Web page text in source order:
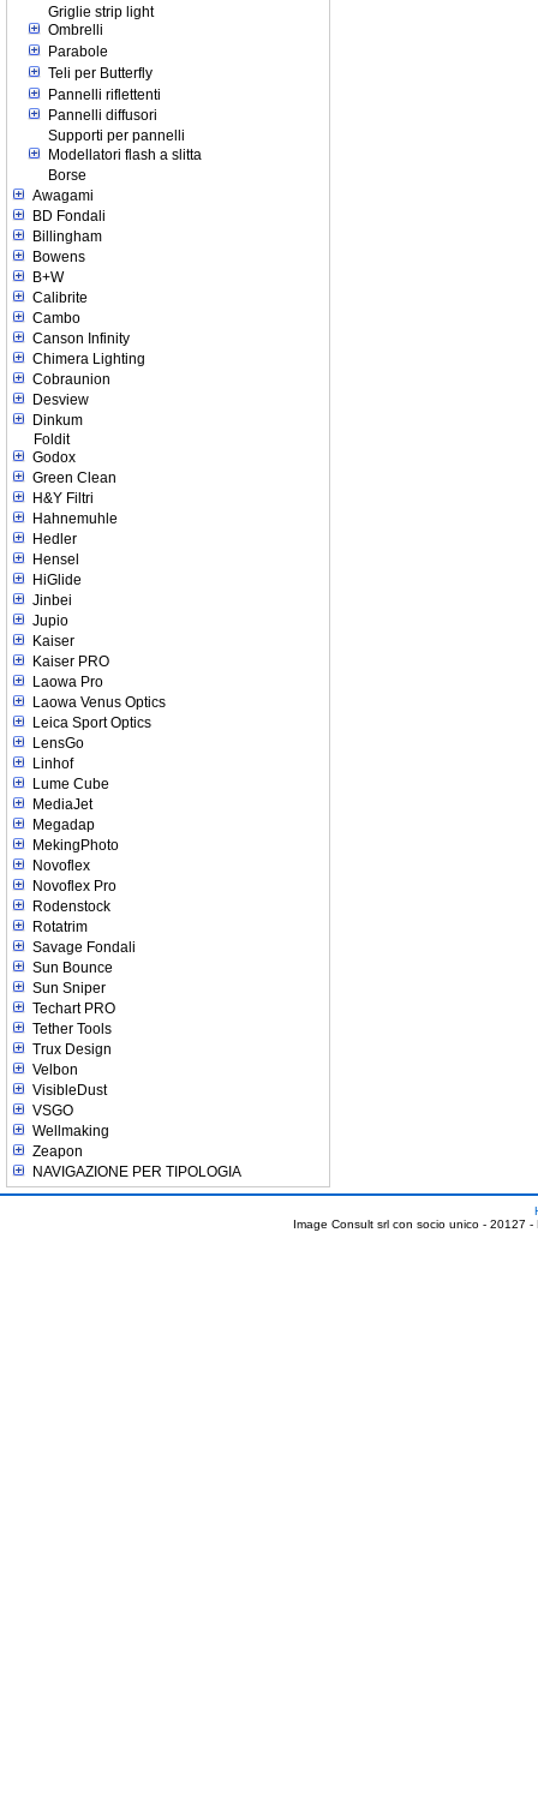
Griglie strip light
Ombrelli
Parabole
Teli per Butterfly
Pannelli riflettenti
Pannelli diffusori
Supporti per pannelli
Modellatori flash a slitta
Borse
Awagami
BD Fondali
Billingham
Bowens
B+W
Calibrite
Cambo
Canson Infinity
Chimera Lighting
Cobraunion
Desview
Dinkum
Foldit
Godox
Green Clean
H&Y Filtri
Hahnemuhle
Hedler
Hensel
HiGlide
Jinbei
Jupio
Kaiser
Kaiser PRO
Laowa Pro
Laowa Venus Optics
Leica Sport Optics
LensGo
Linhof
Lume Cube
MediaJet
Megadap
MekingPhoto
Novoflex
Novoflex Pro
Rodenstock
Rotatrim
Savage Fondali
Sun Bounce
Sun Sniper
Techart PRO
Tether Tools
Trux Design
Velbon
VisibleDust
VSGO
Wellmaking
Zeapon
NAVIGAZIONE PER TIPOLOGIA
Image Consult srl con socio unico - 20127